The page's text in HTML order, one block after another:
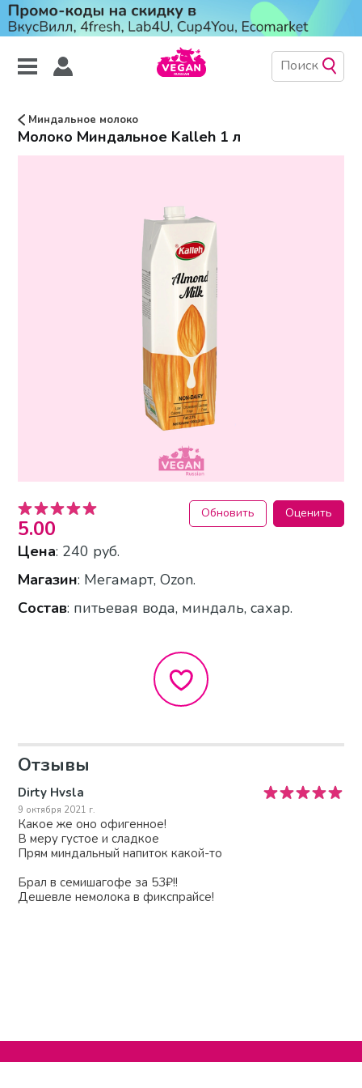
Миндальное молоко
Молоко Миндальное Kalleh 1 л
5.00
Обновить Оценить
Цена: 240 руб.
Магазин: Мегамарт, Ozon.
Состав: питьевая вода, миндаль, сахар.
Отзывы
Dirty Hvsla
9 октября 2021 г.
Какое же оно офигенное!
В меру густое и сладкое
Прям миндальный напиток какой-то
Брал в семишагофе за 53₽!!
Дешевле немолока в фикспрайсе!